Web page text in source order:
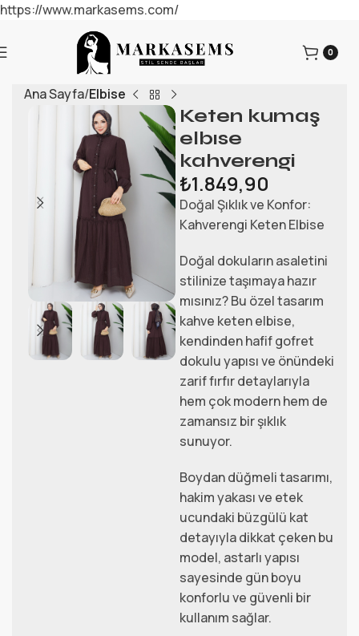
https://www.markasems.com/
0
Ana Sayfa Elbise
Keten kumaş
elbıse
kahverengi
₺1.849,90
Doğal Şıklık ve Konfor:
Kahverengi Keten Elbise
Doğal dokuların asaletini
stilinize taşımaya hazır
mısınız? Bu özel tasarım
kahve keten elbise,
kendinden hafif gofret
dokulu yapısı ve önündeki
zarif fırfır detaylarıyla
hem çok modern hem de
zamansız bir şıklık
sunuyor.
Boydan düğmeli tasarımı,
hakim yakası ve etek
ucundaki büzgülü kat
detayıyla dikkat çeken bu
model, astarlı yapısı
sayesinde gün boyu
konforlu ve güvenli bir
kullanım sağlar.